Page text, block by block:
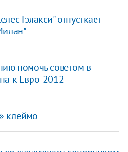
Гэлакси" отпусткает
помочь советом в
к Евро-2012
клеймо